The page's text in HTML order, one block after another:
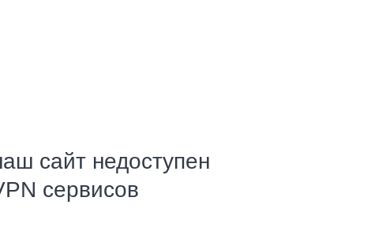
сайт недоступен
сервисов